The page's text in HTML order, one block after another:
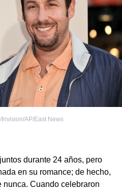
AP/East News
durante 24 años, pero
en su romance; de hecho,
nunca. Cuando celebraron